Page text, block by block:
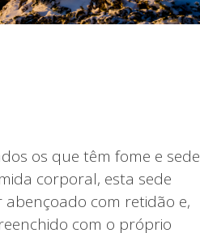
os que têm fome e sede
corporal, esta sede
com retidão e,
com o próprio